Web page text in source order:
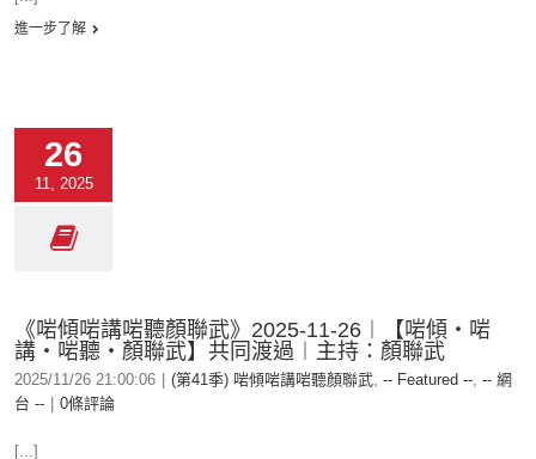
進一步了解
26
11, 2025
《啱傾啱講啱聽顏聯武》2025-11-26︱【啱傾‧啱
講‧啱聽‧顏聯武】共同渡過︱主持：顏聯武
2025/11/26 21:00:06 (第41季) 啱傾啱講啱聽顏聯武, -- Featured --, -- 網
台 --
0條評論
[...]